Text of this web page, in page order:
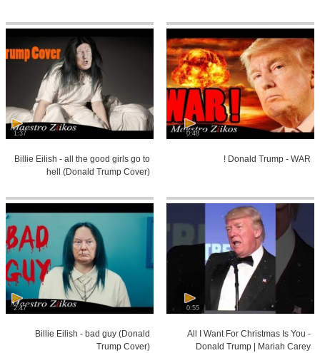
0:48
Donald Trump - WAR !
1:37
Billie Eilish - all the good girls go to
hell (Donald Trump Cover)
0:55
All I Want For Christmas Is You -
Donald Trump | Mariah Carey
2:47
Billie Eilish - bad guy (Donald
Trump Cover)